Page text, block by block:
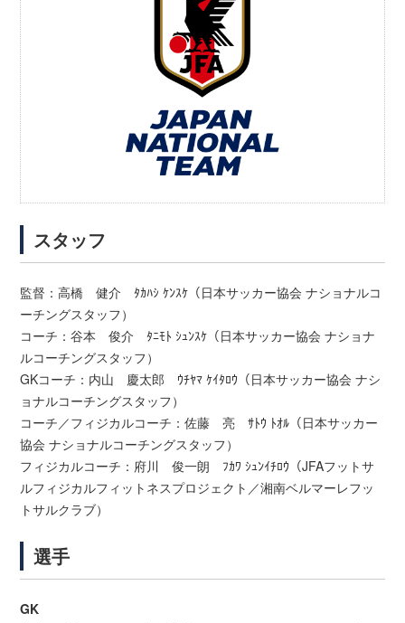
スタッフ
監督：高橋 健介 ﾀｶﾊｼ ｹﾝｽｹ（日本サッカー協会 ナショナルコ
ーチングスタッフ）
コーチ：谷本 俊介 ﾀﾆﾓﾄ ｼｭﾝｽｹ（日本サッカー協会 ナショナ
ルコーチングスタッフ）
GKコーチ：内山 慶太郎 ｳﾁﾔﾏ ｹｲﾀﾛｳ（日本サッカー協会 ナシ
ョナルコーチングスタッフ）
コーチ／フィジカルコーチ：佐藤 亮 ｻﾄｳ ﾄｵﾙ（日本サッカー
協会 ナショナルコーチングスタッフ）
フィジカルコーチ：府川 俊一朗 ﾌｶﾜ ｼｭﾝｲﾁﾛｳ（JFAフットサ
ルフィジカルフィットネスプロジェクト／湘南ベルマーレフッ
トサルクラブ）
選手
GK